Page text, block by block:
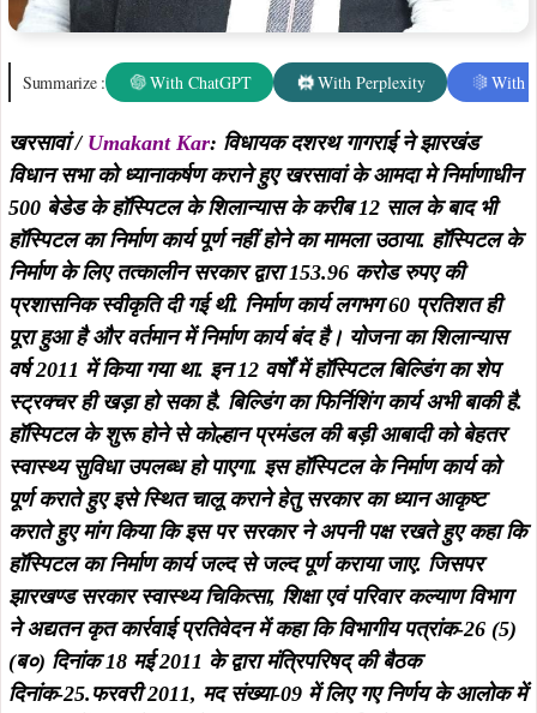
Summarize : With ChatGPT With Perplexity With
खरसावां / Umakant Kar: विधायक दशरथ गागराई ने झारखंड
विधान सभा को ध्यानाकर्षण कराने हुए खरसावां के आमदा मे निर्माणाधीन
500 बेडेड के हॉस्पिटल के शिलान्यास के करीब 12 साल के बाद भी
हॉस्पिटल का निर्माण कार्य पूर्ण नहीं होने का मामला उठाया. हॉस्पिटल के
निर्माण के लिए तत्कालीन सरकार द्वारा 153.96 करोड रुपए की
प्रशासनिक स्वीकृति दी गई थी. निर्माण कार्य लगभग 60 प्रतिशत ही
पूरा हुआ है और वर्तमान में निर्माण कार्य बंद है। योजना का शिलान्यास
वर्ष 2011 में किया गया था. इन 12 वर्षों में हॉस्पिटल बिल्डिंग का शेप
स्ट्रक्चर ही खड़ा हो सका है. बिल्डिंग का फिर्निशिंग कार्य अभी बाकी है.
हॉस्पिटल के शुरू होने से कोल्हान प्रमंडल की बड़ी आबादी को बेहतर
स्वास्थ्य सुविधा उपलब्ध हो पाएगा. इस हॉस्पिटल के निर्माण कार्य को
पूर्ण कराते हुए इसे स्थित चालू कराने हेतु सरकार का ध्यान आकृष्ट
कराते हुए मांग किया कि इस पर सरकार ने अपनी पक्ष रखते हुए कहा कि
हॉस्पिटल का निर्माण कार्य जल्द से जल्द पूर्ण कराया जाए. जिसपर
झारखण्ड सरकार स्वास्थ्य चिकित्सा, शिक्षा एवं परिवार कल्याण विभाग
ने अद्यतन कृत कार्रवाई प्रतिवेदन में कहा कि विभागीय पत्रांक-26 (5)
(ब०) दिनांक 18 मई 2011 के द्वारा मंत्रिपरिषद् की बैठक
दिनांक-25.फरवरी 2011, मद संख्या-09 में लिए गए निर्णय के आलोक में